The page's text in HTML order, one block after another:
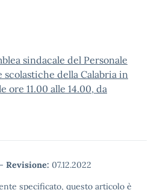
sindacale del Personale
della Calabria in
ore 11.00 alle 14.00, da
- Revisione: 07.12.2022
specificato, questo articolo è